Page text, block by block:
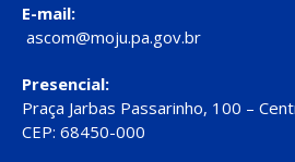
E-mail:
ascom@moju.pa.gov.br
Presencial:
Praça Jarbas Passarinho, 100 –
CEP: 68450-000